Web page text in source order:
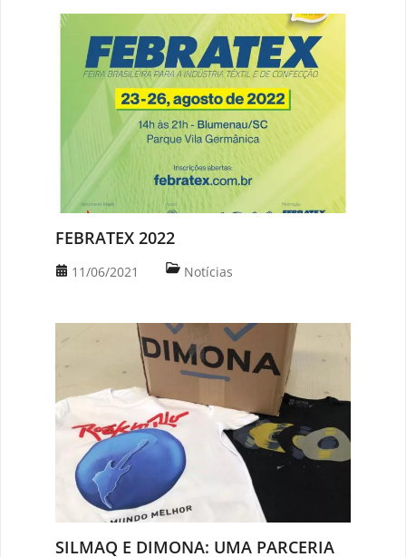
FEBRATEX 2022
11/06/2021 Notícias
SILMAQ E DIMONA: UMA PARCERIA